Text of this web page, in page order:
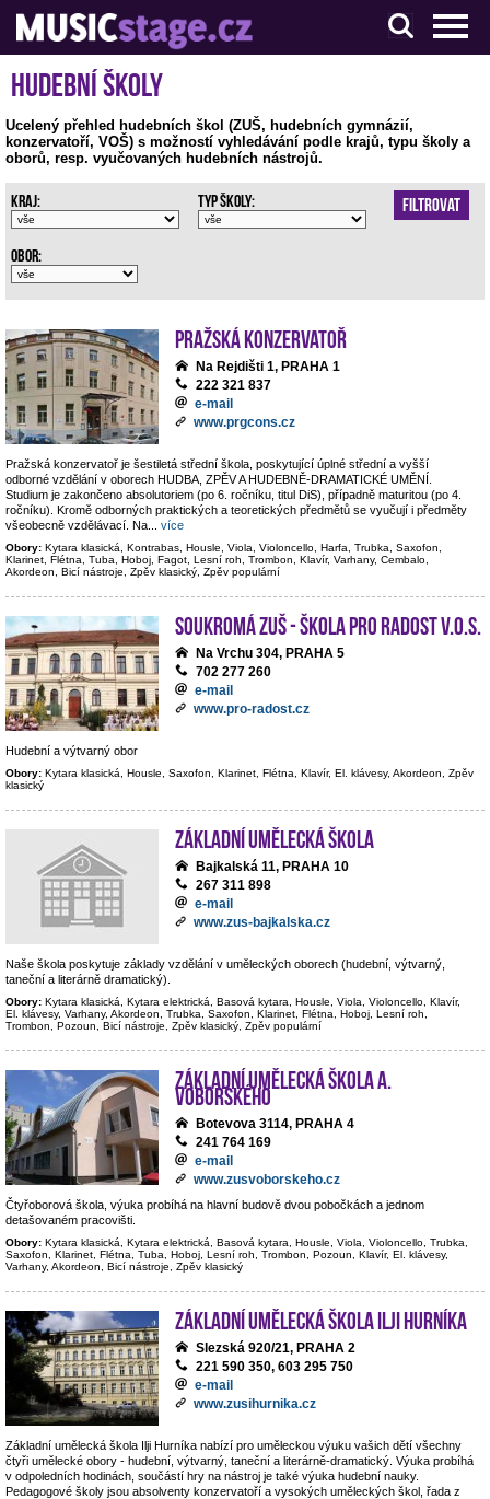
S muzikanty pro muzikanty
Hudební školy
Ucelený přehled hudebních škol (ZUŠ, hudebních gymnázií,
konzervatoří, VOŠ) s možností vyhledávání podle krajů, typu školy a
oborů, resp. vyučovaných hudebních nástrojů.
Filtrovat
Kraj: Typ školy:
Obor:
Pražská konzervatoř
Na Rejdišti 1, PRAHA 1
222 321 837
e-mail
www.prgcons.cz
Pražská konzervatoř je šestiletá střední škola, poskytující úplné střední a vyšší
odborné vzdělání v oborech HUDBA, ZPĚV A HUDEBNĚ-DRAMATICKÉ UMĚNÍ.
Studium je zakončeno absolutoriem (po 6. ročníku, titul DiS), případně maturitou (po 4.
ročníku). Kromě odborných praktických a teoretických předmětů se vyučují i předměty
všeobecně vzdělávací. Na
více
Obory: Kytara klasická, Kontrabas, Housle, Viola, Violoncello, Harfa, Trubka, Saxofon,
Klarinet, Flétna, Tuba, Hoboj, Fagot, Lesní roh, Trombon, Klavír, Varhany, Cembalo,
Akordeon, Bicí nástroje, Zpěv klasický, Zpěv populární
Soukromá ZUŠ - Škola pro radost v.o.s.
Na Vrchu 304, PRAHA 5
702 277 260
e-mail
www.pro-radost.cz
Hudební a výtvarný obor
Obory: Kytara klasická, Housle, Saxofon, Klarinet, Flétna, Klavír, El. klávesy, Akordeon, Zpěv
klasický
Základní umělecká škola
Bajkalská 11, PRAHA 10
267 311 898
e-mail
www.zus-bajkalska.cz
Naše škola poskytuje základy vzdělání v uměleckých oborech (hudební, výtvarný,
taneční a literárně dramatický).
Obory: Kytara klasická, Kytara elektrická, Basová kytara, Housle, Viola, Violoncello, Klavír,
El. klávesy, Varhany, Akordeon, Trubka, Saxofon, Klarinet, Flétna, Hoboj, Lesní roh,
Trombon, Pozoun, Bicí nástroje, Zpěv klasický, Zpěv populární
Základní umělecká škola A.
Voborského
Botevova 3114, PRAHA 4
241 764 169
e-mail
www.zusvoborskeho.cz
Čtyřoborová škola, výuka probíhá na hlavní budově dvou pobočkách a jednom
detašovaném pracovišti.
Obory: Kytara klasická, Kytara elektrická, Basová kytara, Housle, Viola, Violoncello, Trubka,
Saxofon, Klarinet, Flétna, Tuba, Hoboj, Lesní roh, Trombon, Pozoun, Klavír, El. klávesy,
Varhany, Akordeon, Bicí nástroje, Zpěv klasický
Základní umělecká škola Ilji Hurníka
Slezská 920/21, PRAHA 2
221 590 350, 603 295 750
e-mail
www.zusihurnika.cz
Základní umělecká škola Ilji Hurníka nabízí pro uměleckou výuku vašich dětí všechny
čtyři umělecké obory - hudební, výtvarný, taneční a literárně-dramatický. Výuka probíhá
v odpoledních hodinách, součástí hry na nástroj je také výuka hudební nauky.
Pedagogové školy jsou absolventy konzervatoří a vysokých uměleckých škol, řada z